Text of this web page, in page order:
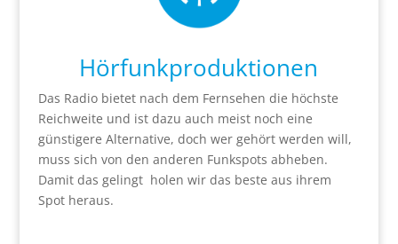
Hörfunkproduktionen
Das Radio bietet nach dem Fernsehen die höchste
Reichweite und ist dazu auch meist noch eine
günstigere Alternative, doch wer gehört werden will,
muss sich von den anderen Funkspots abheben.
Damit das gelingt holen wir das beste aus ihrem
Spot heraus.